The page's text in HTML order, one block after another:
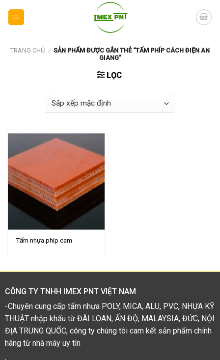
TRANG CHỦ / SẢN PHẨM ĐƯỢC GẮN THẺ “TẤM PHÍP CÁCH ĐIỆN AN
GIANG”
LỌC
Tấm nhựa phíp cam
CÔNG TY TNHH IMEX PNT VIỆT NAM
-Chuyên cung cấp tấm nhựa POLY, MICA, ALU, PVC, NHỰA KỸ
THUẬT nhập khẩu từ ĐÀI LOAN, ẤN ĐỘ, MALAYSIA, ĐỨC, NỘI
ĐỊA TRUNG QUỐC, công ty chúng tôi cam kết sản phẩm chính
hãng từ nhà máy uy tín